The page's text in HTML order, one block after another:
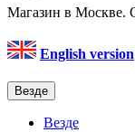
Магазин в Москве.
English version
Везде
Везде